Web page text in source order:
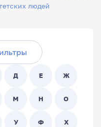
людей
Д Е Ж
М Н О
У Ф Х